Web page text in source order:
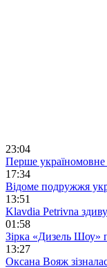
23:04
Перше україномовне
17:34
Відоме подружжя
13:51
Klavdia Petrivna
01:58
Зірка «Дизель Шоу»
13:27
Оксана Вояж